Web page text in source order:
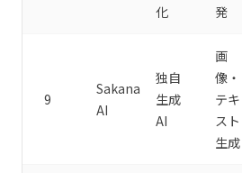
化
発
9
Sakana
AI
独自
生成
AI
画
像・
テキ
スト
生成